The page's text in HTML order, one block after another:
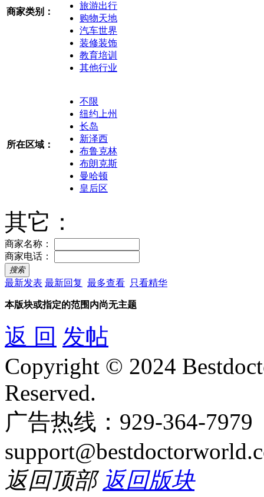
商家类别：
旅游出行
购物天地
汽车世界
装修装饰
教育培训
其他行业
所在区域：
不限
纽约上州
长岛
新泽西
布鲁克林
布朗克斯
曼哈顿
皇后区
其它：
商家名称：
商家电话：
搜索
最新发表 最新回复 最多查看 只看精华
本版块或指定的范围内尚无主题
返 回 发帖
Copyright © 2024
Reserved.
广告热线：929-364-
返回顶部 返回版块